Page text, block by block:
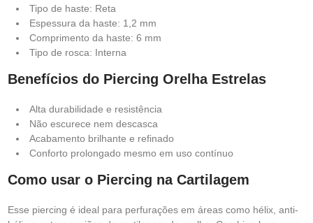
Tipo de haste: Reta
Espessura da haste: 1,2 mm
Comprimento da haste: 6 mm
Tipo de rosca: Interna
Benefícios do Piercing Orelha Estrelas
Alta durabilidade e resistência
Não escurece nem descasca
Acabamento brilhante e refinado
Conforto prolongado mesmo em uso contínuo
Como usar o Piercing na Cartilagem
Esse piercing é ideal para perfurações em áreas como hélix, anti-